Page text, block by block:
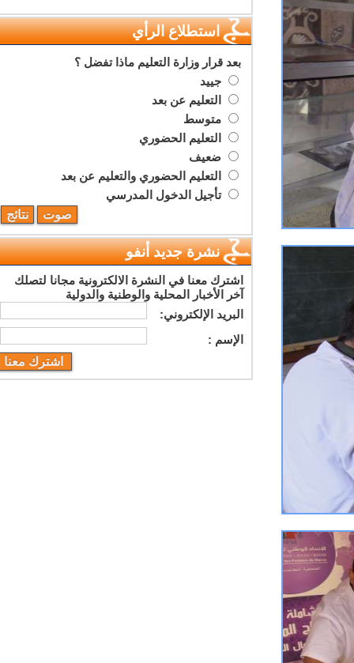
استطلاع الرأي
بعد قرار وزارة التعليم ماذا تفضل ؟
جييد
التعليم عن بعد
متوسط
التعليم الحضوري
ضعيف
التعليم الحضوري والتعليم عن بعد
تأجيل الدخول المدرسي
نشرة جديد أنفو
اشترك معنا في النشرة الالكترونية مجانا لتصلك
آخر الأخبار المحلية والوطنية والدولية
البريد اﻹلكتروني:
اﻹسم :